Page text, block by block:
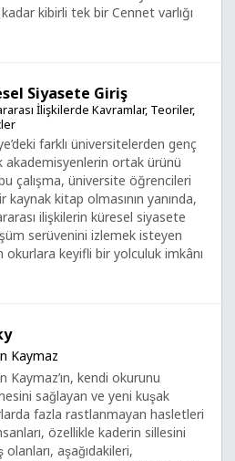
kibirli tek bir Cennet varlığı
Siyasete Giriş
İlişkilerde Kavramlar, Teoriler,
farklı üniversitelerden genç
akademisyenlerin ortak ürünü
çalışma, üniversite öğrencileri
kaynak kitap olmasının yanında,
ilişkilerin küresel siyasete
serüvenini izlemek isteyen
okurlara keyifli bir yolculuk imkânı
Kaymaz
Kaymaz’ın, kendi okurunu
sağlayan ve yeni kuşak
fazla rastlanmayan hasletleri
özellikle kaderin sillesini
olanları, aşağıdakileri,